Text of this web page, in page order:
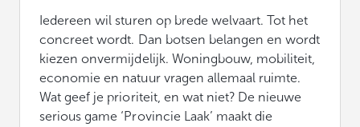
Iedereen wil sturen op brede welvaart. Tot het
concreet wordt. Dan botsen belangen en wordt
kiezen onvermijdelijk. Woningbouw, mobiliteit,
economie en natuur vragen allemaal ruimte.
Wat geef je prioriteit, en wat niet? De nieuwe
serious game ‘Provincie Laak’ maakt die